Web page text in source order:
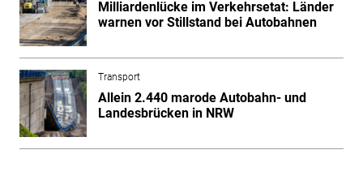
Milliardenlücke im Verkehrsetat: Länder
warnen vor Stillstand bei Autobahnen
Transport
Allein 2.440 marode Autobahn- und
Landesbrücken in NRW